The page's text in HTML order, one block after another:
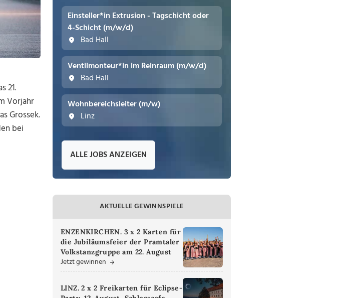
21.
Vorjahr
Grossek.
bei
Einsteller*in Extrusion - Tagschicht oder
4-Schicht (m/w/d)
Bad Hall
Ventilmonteur*in im Reinraum (m/w/d)
Bad Hall
Wohnbereichsleiter (m/w)
Linz
ALLE JOBS ANZEIGEN
AKTUELLE GEWINNSPIELE
ENZENKIRCHEN. 3 x 2 Karten für
die Jubiläumsfeier der Pramtaler
Volkstanzgruppe am 22. August
Jetzt gewinnen
LINZ. 2 x 2 Freikarten für Eclipse-